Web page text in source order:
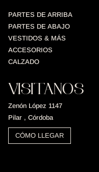
PARTES DE ARRIBA
PARTES DE ABAJO
VESTIDOS & MÁS
ACCESORIOS
CALZADO
VISITANOS
Zenón López 1147
Pilar , Córdoba
CÓMO LLEGAR